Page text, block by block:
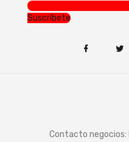
Suscríbete
Contacto negocios: